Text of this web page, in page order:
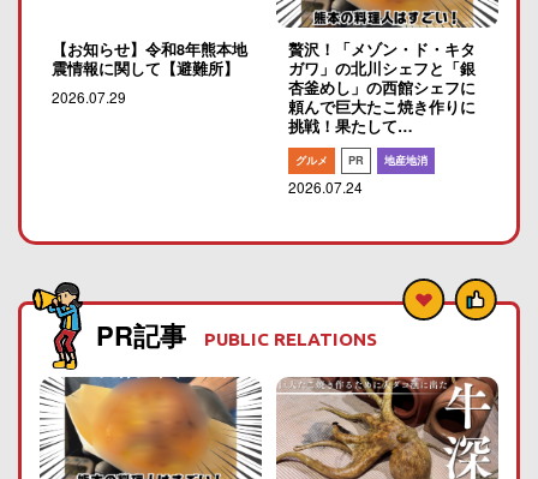
【お知らせ】令和8年熊本地
震情報に関して【避難所】
2026.07.29
贅沢！「メゾン・ド・キタ
ガワ」の北川シェフと「銀
杏釜めし」の西館シェフに
頼んで巨大たこ焼き作りに
挑戦！果たして…
グルメ PR 地産地消
2026.07.24
PR記事 PUBLIC RELATIONS